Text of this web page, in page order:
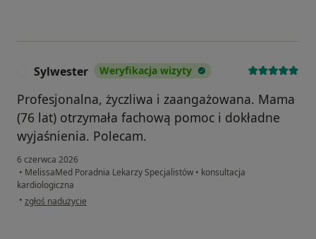
Sylwester Weryfikacja wizyty
Profesjonalna, życzliwa i zaangażowana. Mama
(76 lat) otrzymała fachową pomoc i dokładne
wyjaśnienia. Polecam.
6 czerwca 2026
• MelissaMed Poradnia Lekarzy Specjalistów • konsultacja
kardiologiczna
• w opinii użytkownika Sylwester
zgłoś nadużycie